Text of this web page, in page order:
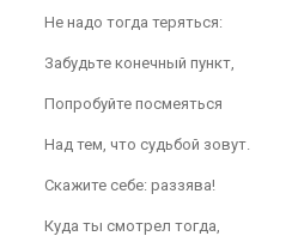
Не надо тогда теряться:
Забудьте конечный пункт,
Попробуйте посмеяться
Над тем, что судьбой зовут.
Скажите себе: раззява!
Куда ты смотрел тогда,